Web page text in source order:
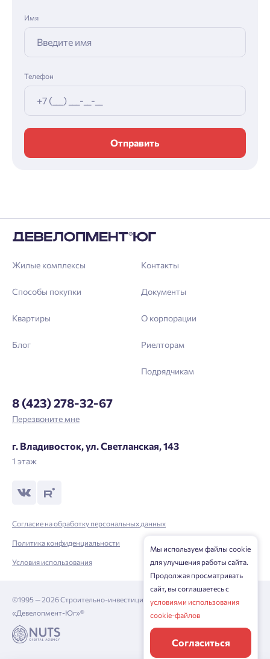
Имя
Телефон
Отправить
Жилые комплексы
Способы покупки
Квартиры
Блог
Контакты
Документы
О корпорации
Риелторам
Подрядчикам
8 (423) 278-32-67
Перезвоните мне
г. Владивосток, ул. Светланская, 143
1 этаж
Согласие на обработку персональных данных
Политика конфиденциальности
Условия использования
©1995 — 2026 Строительно-инвестиционная корпорация
«Девелопмент-Юг»®
Мы используем файлы cookie
для улучшения работы сайта.
Продолжая просматривать
сайт, вы соглашаетесь с
условиями использования
cookie-файлов
Согласиться